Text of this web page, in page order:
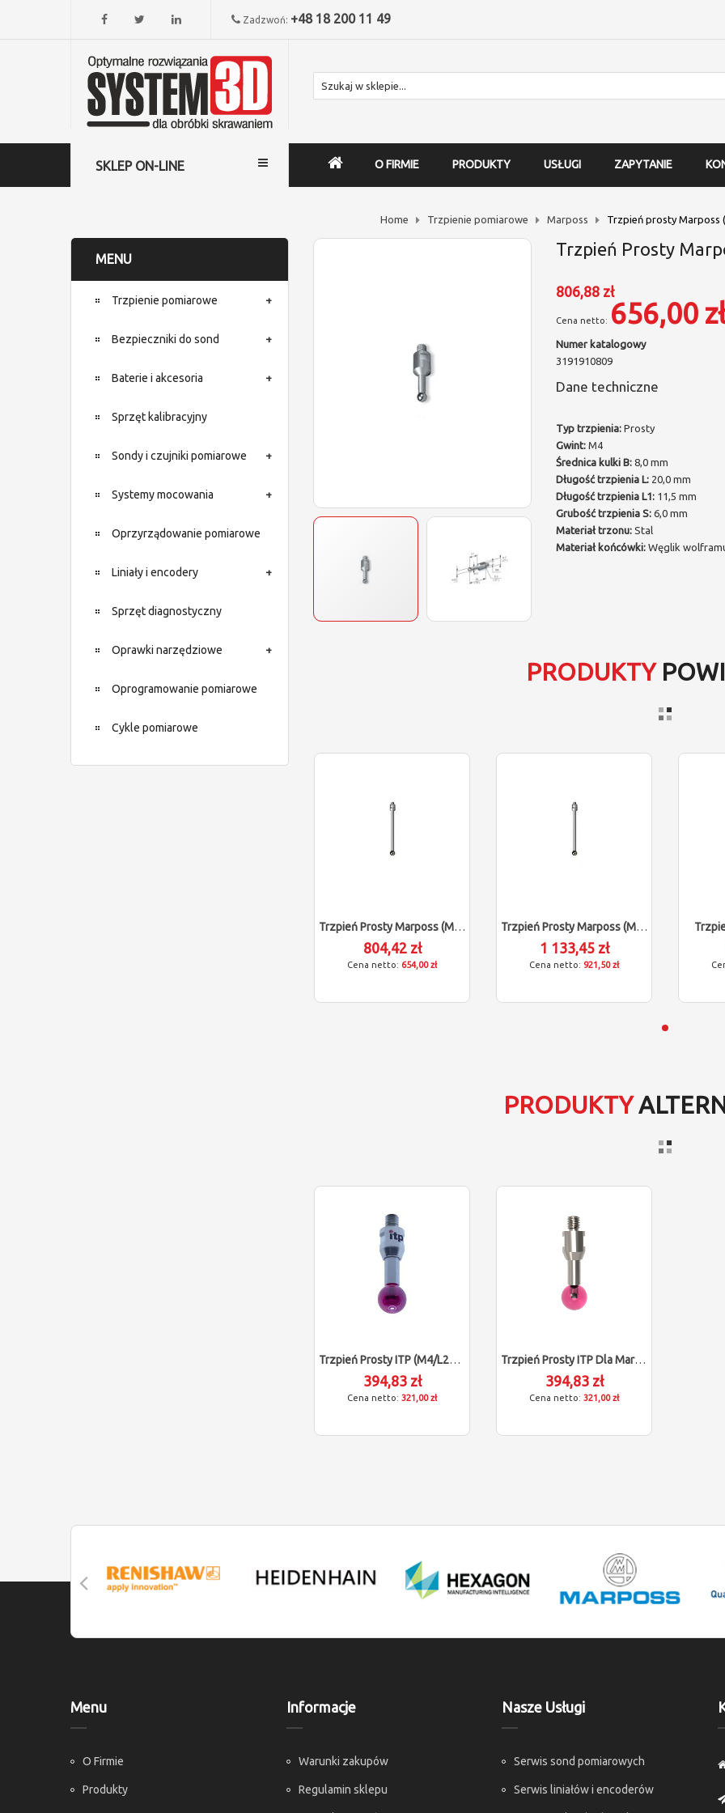
Zadzwoń: +48 18 200 11 49
SKLEP ON-LINE O FIRMIE PRODUKTY USŁUGI ZAPYTANIE
Home Trzpienie pomiarowe Marposs Trzpień prosty Marposs
MENU
Trzpienie pomiarowe
Bezpieczniki do sond
Baterie i akcesoria
Sprzęt kalibracyjny
Sondy i czujniki pomiarowe
Systemy mocowania
Oprzyrządowanie pomiarowe
Liniały i encodery
Sprzęt diagnostyczny
Oprawki narzędziowe
Oprogramowanie pomiarowe
Cykle pomiarowe
Trzpień Prosty
806,88 zł
656,00 zł
Numer katalogowy
3191910809
Dane techniczne
Typ trzpienia:Prosty
Gwint:M4
Średnica kulki B:8,0 mm
Długość trzpienia L:20,0 mm
Długość trzpienia L1: 11,5 mm
Grubość trzpienia S:6,0 mm
Materiał trzonu:Stal
Materiał końcówki:Węglik
PRODUKTY
Trzpień Prosty Marposs (M4/L75/D6)
804,42 zł
654,00 zł
Trzpień Prosty Marposs (M4/L150/D7)
1 133,45 zł
921,50 zł
PRODUKTY
Trzpień Prosty ITP (M4/L20/D8)
394,83 zł
321,00 zł
Trzpień Prosty ITP Dla Marposs 3191910809
394,83 zł
321,00 zł
Menu
O Firmie
Produkty
Informacje
Warunki zakupów
Regulamin sklepu
Nasze Usługi
Serwis sond pomiarowych
Serwis liniałów i encoderów